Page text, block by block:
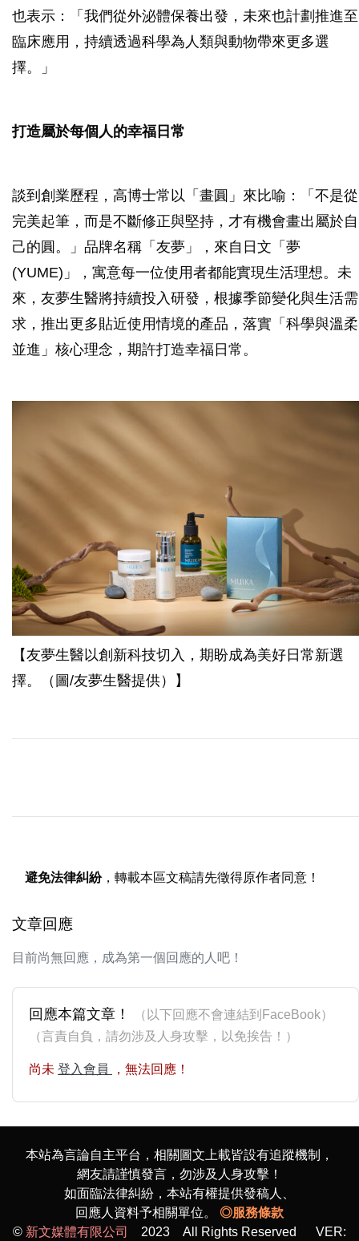
也表示：「我們從外泌體保養出發，未來也計劃推進至
臨床應用，持續透過科學為人類與動物帶來更多選
擇。」
打造屬於每個人的幸福日常
談到創業歷程，高博士常以「畫圓」來比喻：「不是從
完美起筆，而是不斷修正與堅持，才有機會畫出屬於自
己的圓。」品牌名稱「友夢」，來自日文「夢
(YUME)」，寓意每一位使用者都能實現生活理想。未
來，友夢生醫將持續投入研發，根據季節變化與生活需
求，推出更多貼近使用情境的產品，落實「科學與溫柔
並進」核心理念，期許打造幸福日常。
【友夢生醫以創新科技切入，期盼成為美好日常新選
擇。（圖/友夢生醫提供）】
避免法律糾紛，轉載本區文稿請先徵得原作者同意！
文章回應
目前尚無回應，成為第一個回應的人吧！
回應本篇文章！
（以下回應不會連結到FaceBook）
（言責自負，請勿涉及人身攻擊，以免挨告！）
尚未 登入會員 ，無法回應！
本站為言論自主平台，相關圖文上載皆設有追蹤機制，
網友請謹慎發言，勿涉及人身攻擊！
如面臨法律糾紛，本站有權提供發稿人、
回應人資料予相關單位。 ◎服務條款
© 新文媒體有限公司 2023 All Rights Reserved VER: